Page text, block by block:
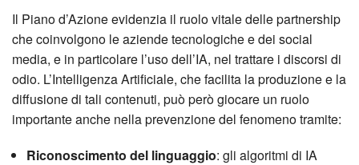
Il Piano d’Azione evidenzia il ruolo vitale delle partnership
che coinvolgono le aziende tecnologiche e dei social
media, e in particolare l’uso dell’IA, nel trattare i discorsi di
odio. L’Intelligenza Artificiale, che facilita la produzione e la
diffusione di tali contenuti, può però giocare un ruolo
importante anche nella prevenzione del fenomeno tramite:
Riconoscimento del linguaggio: gli algoritmi di IA